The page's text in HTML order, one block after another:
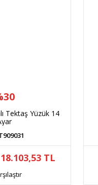
Tektaş Yüzük 14
18.103,53 TL